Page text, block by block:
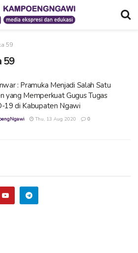
59
59
: Pramuka Menjadi Salah Satu
yang Memperkuat Gugus Tugas
19 di Kabupaten Ngawi
Thu, 13 Aug 2020 0